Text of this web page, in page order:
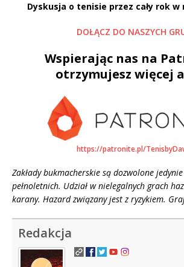
Dyskusja o tenisie przez cały rok w
DOŁĄCZ DO NASZYCH
Wspierając nas na
otrzymujesz więcej
https://patronite.pl/
Zakłady bukmacherskie są dozwolone
pełnoletnich. Udział w nielegalnych grach
karany. Hazard związany jest z ryzykiem.
Redakcja